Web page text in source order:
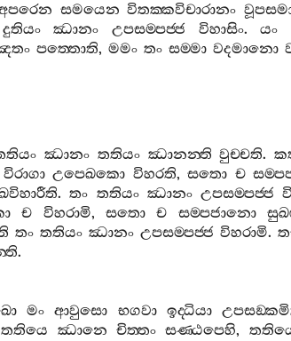
සමයෙන විතක‍්කවිචාරානං
දුතියං ඣානං උපසම‍්පජ‍්ජ විහාසිං.යං
පත‍්තොති, මමං තං සම‍්මා වදමානො
ඣානං තතියං ඣානන‍්ති වුච‍්චති.
විරාගා උපෙඛකො විහරති,සතො ච
.තං තතියං ඣානං උපසම‍්පජ‍්ජ
ච විහරාමි, සතො ච සම‍්පජානො
තං තතියං ඣානං උපසම‍්පජ‍්ජ විහරාමි.
.
මං ආවුසො භගවා ඉද‍්ධියා
තතියෙ ඣානෙ චිත‍්තං සණ‍්ඨපෙහි,